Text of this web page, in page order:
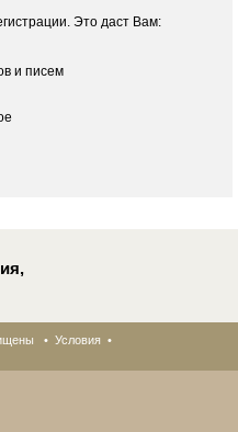
Это даст Вам:
и писем
• Условия •